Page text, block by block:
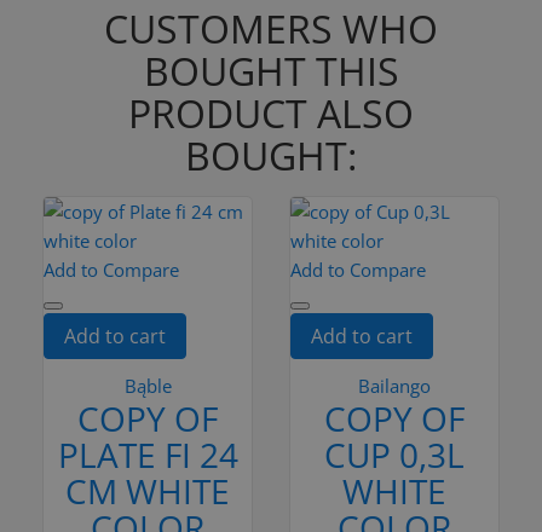
CUSTOMERS WHO
BOUGHT THIS
PRODUCT ALSO
BOUGHT:
Add to Compare
Add to cart
Bąble
COPY OF
PLATE FI 24
CM WHITE
Add to Compare
Add to cart
Bailango
COPY OF
CUP 0,3L
WHITE